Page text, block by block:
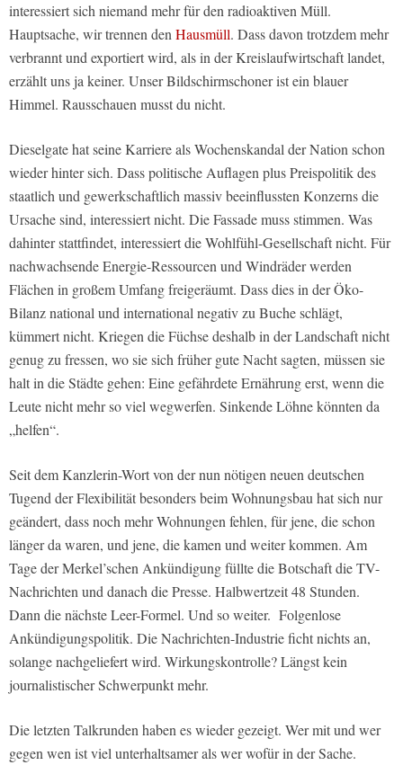
interessiert sich niemand mehr für den radioaktiven Müll.
Hauptsache, wir trennen denHausmüll. Dass davon trotzdem mehr
verbrannt und exportiert wird, als in der Kreislaufwirtschaft landet,
erzählt uns ja keiner. Unser Bildschirmschoner ist ein blauer
Himmel. Rausschauen musst du nicht.
Dieselgate hat seine Karriere als Wochenskandal der Nation schon
wieder hinter sich. Dass politische Auflagen plus Preispolitik des
staatlich und gewerkschaftlich massiv beeinflussten Konzerns die
Ursache sind, interessiert nicht. Die Fassade muss stimmen. Was
dahinter stattfindet, interessiert die Wohlfühl-Gesellschaft nicht. Für
nachwachsende Energie-Ressourcen und Windräder werden
Flächen in großem Umfang freigeräumt. Dass dies in der Öko-
Bilanz national und international negativ zu Buche schlägt,
kümmert nicht. Kriegen die Füchse deshalb in der Landschaft nicht
genug zu fressen, wo sie sich früher gute Nacht sagten, müssen sie
halt in die Städte gehen: Eine gefährdete Ernährung erst, wenn die
Leute nicht mehr so viel wegwerfen. Sinkende Löhne könnten da
„helfen“.
Seit dem Kanzlerin-Wort von der nun nötigen neuen deutschen
Tugend der Flexibilität besonders beim Wohnungsbau hat sich nur
geändert, dass noch mehr Wohnungen fehlen, für jene, die schon
länger da waren, und jene, die kamen und weiter kommen. Am
Tage der Merkel’schen Ankündigung füllte die Botschaft die TV-
Nachrichten und danach die Presse. Halbwertzeit 48 Stunden.
Dann die nächste Leer-Formel. Und so weiter. Folgenlose
Ankündigungspolitik. Die Nachrichten-Industrie ficht nichts an,
solange nachgeliefert wird. Wirkungskontrolle? Längst kein
journalistischer Schwerpunkt mehr.
Die letzten Talkrunden haben es wieder gezeigt. Wer mit und wer
gegen wen ist viel unterhaltsamer als wer wofür in der Sache.